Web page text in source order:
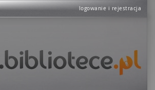
logowanie i rejestracja